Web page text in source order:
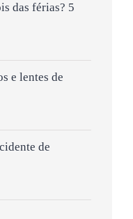
das férias? 5
e lentes de
de